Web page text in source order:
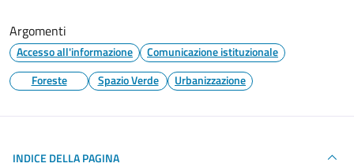
Argomenti
Accesso all'informazione
Comunicazione istituzionale
Foreste
Spazio Verde Urbanizzazione
INDICE DELLA PAGINA